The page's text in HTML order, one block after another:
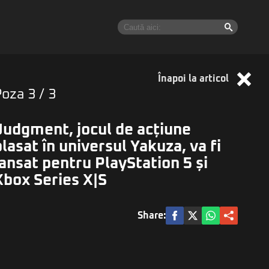
Înapoi la articol
3 / 3
jocul de acțiune
în universul Yakuza, va fi
pentru PlayStation 5 și
Series X|S
Share: